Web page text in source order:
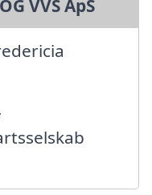
VVS ApS